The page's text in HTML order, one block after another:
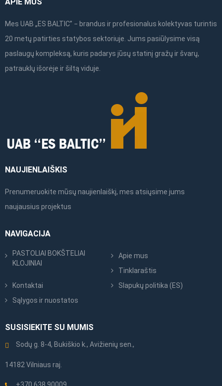
Mes UAB „ES BALTIC” − brandus ir profesionalus kolektyvas turintis
20 metų patirties statybos sektoriuje. Jums pasiūlysime visą
paslaugų kompleksą, kuris padarys jūsų statinį gražų ir švarų,
patrauklų išorėje ir šiltą viduje.
NAUJIENLAIŠKIS
Prenumeruokite mūsų naujienlaiškį, mes atsiųsime jums
naujausius projektus
NAVIGACIJA
PASTOLIAI BOKŠTELIAI
KLOJINIAI
Apie mus
Tinklaraštis
Kontaktai
Slapukų politika (ES)
Sąlygos ir nuostatos
SUSISIEKITE SU MUMIS
Sodų g. 8-4, Bukiškio k., Avižienių sen.,
14182 Vilniaus raj.